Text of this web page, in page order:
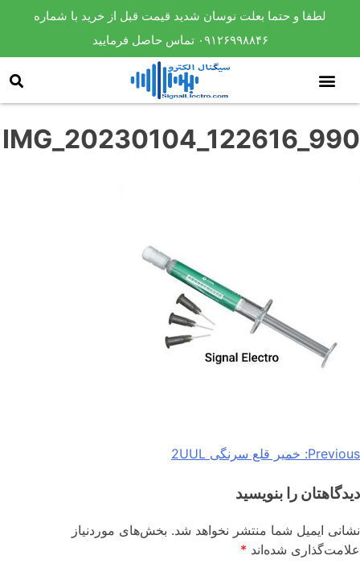
لطفا و حتما بعلت نوسان شدید قیمت قبل از خرید با شماره
۰۹۱۲۶۹۹۸۸۴۶ تماس حاصل فرمایید
IMG_20230104_122616_990
Previous: خمیر قلع سرنگی 2UUL
دیدگاهتان را بنویسید
نشانی ایمیل شما منتشر نخواهد شد. بخش‌های موردنیاز
علامت‌گذاری شده‌اند *